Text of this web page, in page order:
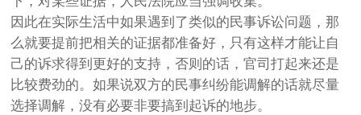
因此在实际生活中如果遇到了类似的民事诉讼问题，那
么就要提前把相关的证据都准备好，只有这样才能让自
己的诉求得到更好的支持，否则的话，官司打起来还是
比较费劲的。如果说双方的民事纠纷能调解的话就尽量
选择调解，没有必要非要搞到起诉的地步。